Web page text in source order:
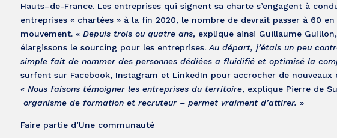
Hauts–de-France. Les entreprises qui signent sa charte s’engagent à
entreprises « chartées » à la fin 2020, le nombre de devrait passer à 60
mouvement. « Depuis trois ou quatre ans, explique ainsi Guillaume
élargissons le sourcing pour les entreprises. Au départ, j’étais un peu
simple fait de nommer des personnes dédiées a fluidifié et optimisé la
surfent sur Facebook, Instagram et LinkedIn pour accrocher de
« Nous faisons témoigner les entreprises du territoire, explique Pierre de
organisme de formation et recruteur – permet vraiment d’attirer. »
Faire partie d’Une communauté